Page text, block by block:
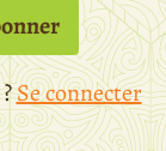
Se connecter